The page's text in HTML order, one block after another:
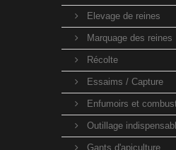
Elevage de reines
Marquage des reines
Récolte
Essaims / Capture
Enfumoirs et
Outillage
Gants d'apiculture